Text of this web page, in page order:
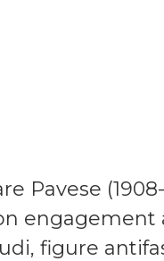
Pavese
engagement
figure